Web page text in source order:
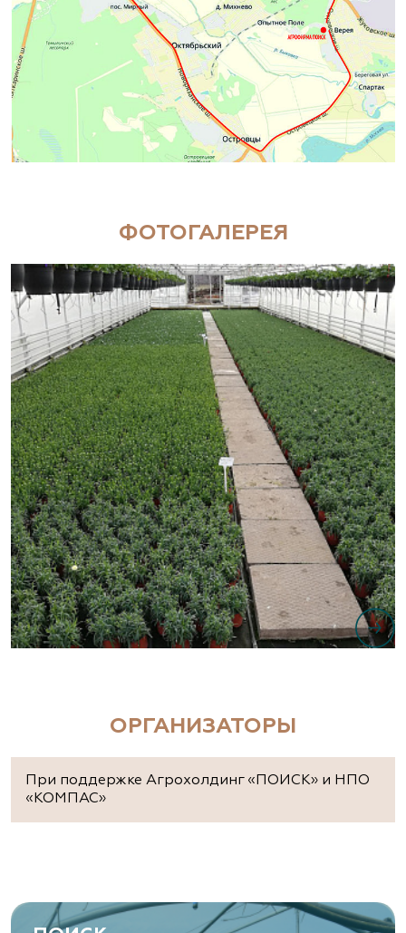
ФОТОГАЛЕРЕЯ
ОРГАНИЗАТОРЫ
При поддержке Агрохолдинг «ПОИСК» и НПО
«КОМПАС»